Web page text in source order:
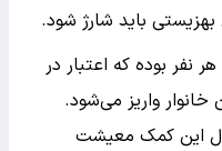
باید شارژ شود.
نفر بوده که اعتبار در
واریز می‌شود.
این کمک معیشت